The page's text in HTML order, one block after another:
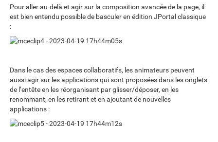
Pour aller au-delà et agir sur la composition avancée de la page, il
est bien entendu possible de basculer en édition JPortal classique
:
Dans le cas des espaces collaboratifs, les animateurs peuvent
aussi agir sur les applications qui sont proposées dans les onglets
de l’entête en les réorganisant par glisser/déposer, en les
renommant, en les retirant et en ajoutant de nouvelles
applications :